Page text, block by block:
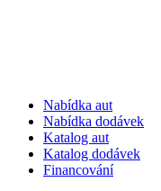
Nabídka aut
Nabídka dodávek
Katalog aut
Katalog dodávek
Financování